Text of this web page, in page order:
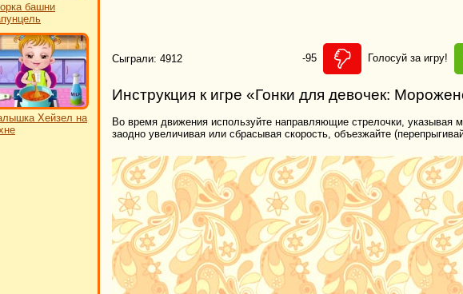
башни
Хейзел на
Сыграли: 4912 -95 Голосуй за игру!
Инструкция к игре «Гонки для девочек:
Во время движения используйте направляющие стрелочки, указывая
заодно увеличивая или сбрасывая скорость, объезжайте